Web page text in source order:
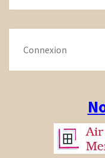
Connexion